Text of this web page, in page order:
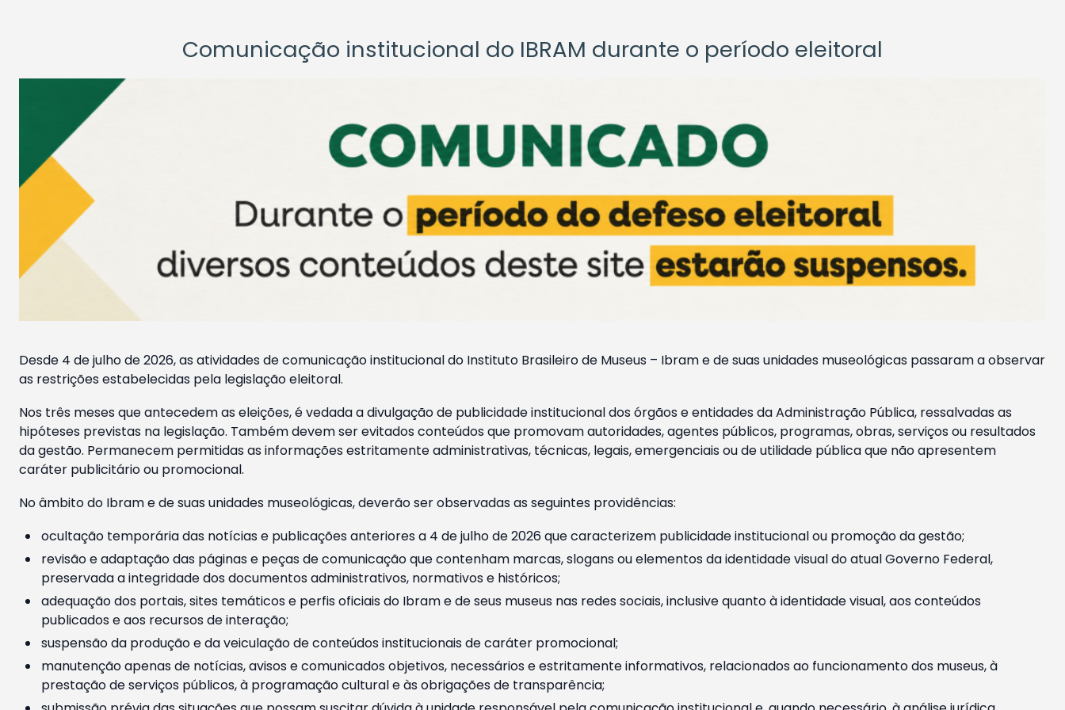
Comunicação institucional do IBRAM durante o período eleitoral
Desde 4 de julho de 2026, as atividades de comunicação institucional do Instituto Brasileiro de Museus – Ibram e de suas unidades museológicas passaram a observar
as restrições estabelecidas pela legislação eleitoral.
Nos três meses que antecedem as eleições, é vedada a divulgação de publicidade institucional dos órgãos e entidades da Administração Pública, ressalvadas as
hipóteses previstas na legislação. Também devem ser evitados conteúdos que promovam autoridades, agentes públicos, programas, obras, serviços ou resultados
da gestão. Permanecem permitidas as informações estritamente administrativas, técnicas, legais, emergenciais ou de utilidade pública que não apresentem
caráter publicitário ou promocional.
No âmbito do Ibram e de suas unidades museológicas, deverão ser observadas as seguintes providências:
ocultação temporária das notícias e publicações anteriores a 4 de julho de 2026 que caracterizem publicidade institucional ou promoção da gestão;
revisão e adaptação das páginas e peças de comunicação que contenham marcas, slogans ou elementos da identidade visual do atual Governo Federal,
preservada a integridade dos documentos administrativos, normativos e históricos;
adequação dos portais, sites temáticos e perfis oficiais do Ibram e de seus museus nas redes sociais, inclusive quanto à identidade visual, aos conteúdos
publicados e aos recursos de interação;
suspensão da produção e da veiculação de conteúdos institucionais de caráter promocional;
manutenção apenas de notícias, avisos e comunicados objetivos, necessários e estritamente informativos, relacionados ao funcionamento dos museus, à
prestação de serviços públicos, à programação cultural e às obrigações de transparência;